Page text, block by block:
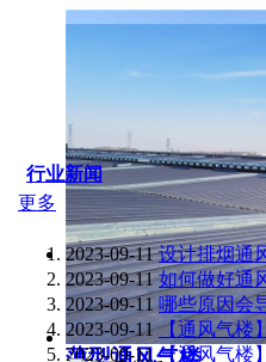
行业新闻
更多
2023-09-11 设计排烟通
2023-09-11 如何做好通
2023-09-11 哪些原因会
2023-09-11 【通风气楼
2023-09-11 【通风气楼